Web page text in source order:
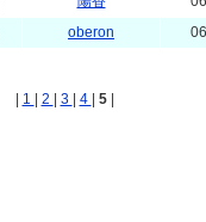
oberon
1 2 3 4 5